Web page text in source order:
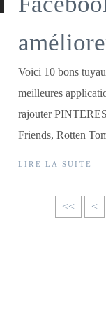
Voici 10 bons
meilleures
rajouter
Friends, Rotten
LIRE LA SUITE
<< <